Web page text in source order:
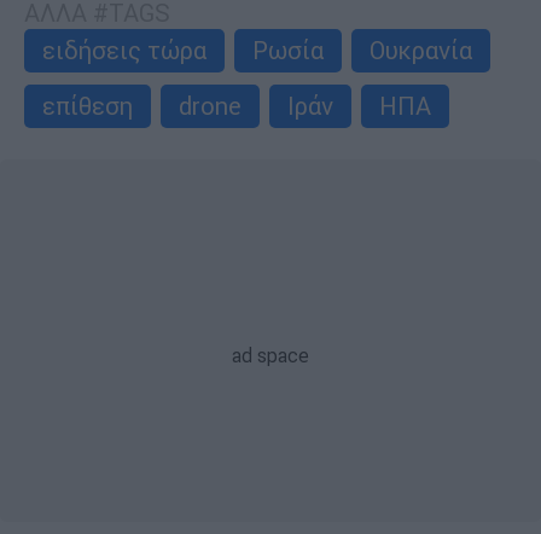
ειδήσεις τώρα
Ρωσία
Ουκρανία
επίθεση
drone Ιράν ΗΠΑ